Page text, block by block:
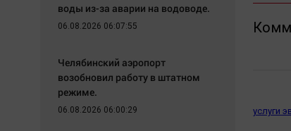
услуги
воды из-за аварии на водоводе.
06.08.2026 06:07:55
Челябинский аэропорт
возобновил работу в штатном
режиме.
06.08.2026 06:00:29